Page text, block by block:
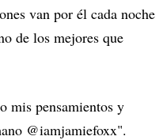
van por él cada noche
de los mejores que
mis pensamientos y
@iamjamiefoxx".